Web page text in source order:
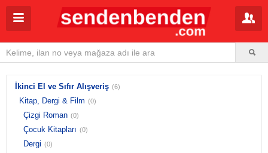
İkinci El ve Sıfır Alışveriş (6)
Kitap, Dergi & Film (0)
Çizgi Roman (0)
Çocuk Kitapları (0)
Dergi (0)